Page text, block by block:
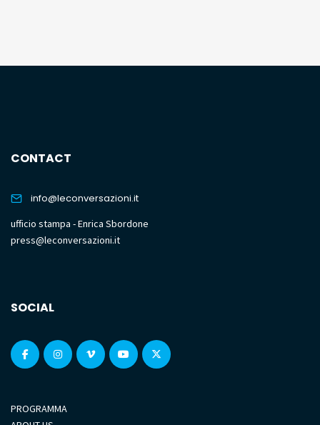
CONTACT
info@leconversazioni.it
ufficio stampa - Enrica Sbordone
press@leconversazioni.it
SOCIAL
PROGRAMMA